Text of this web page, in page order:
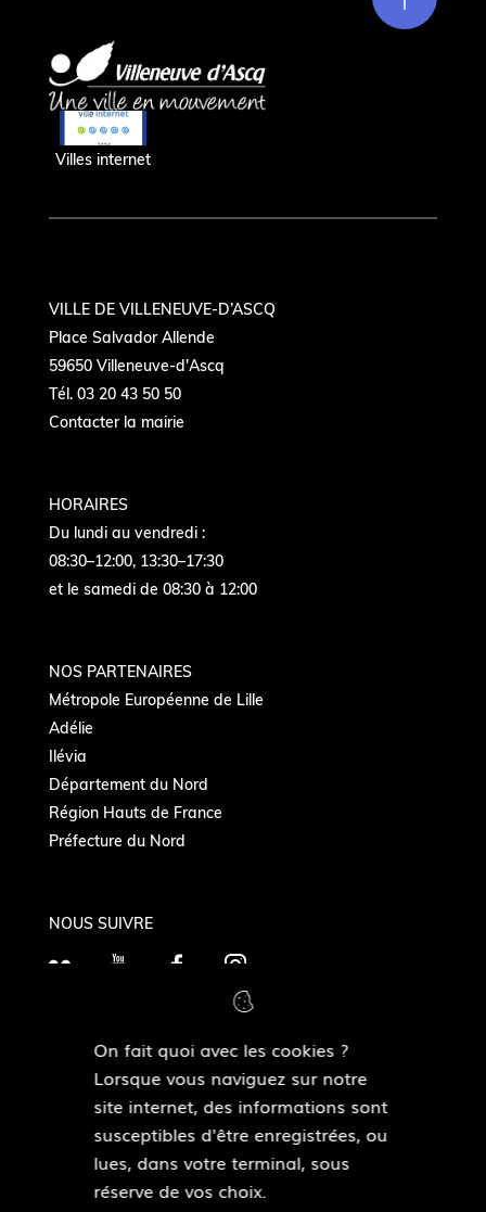
On fait quoi avec les cookies ?
Lorsque vous naviguez sur notre
site internet, des informations sont
susceptibles d'être enregistrées, ou
lues, dans votre terminal, sous
réserve de vos choix.
Villes internet
VILLE DE VILLENEUVE-D’ASCQ
Place Salvador Allende
59650 Villeneuve-d'Ascq
Tél. 03 20 43 50 50
Contacter la mairie
HORAIRES
Du lundi au vendredi :
08:30–12:00, 13:30–17:30
et le samedi de 08:30 à 12:00
NOS PARTENAIRES
Métropole Européenne de Lille
Adélie
Ilévia
Département du Nord
Région Hauts de France
Préfecture du Nord
NOUS SUIVRE
F
Y
T
u
b
e
F
e
b
o
o
k
I
t
a
g
r
a
m
MAIRIES DE QUARTIERS
Découvrir les mairies de quartiers
ESPACE PRESSE
Accéder à l’espace presse